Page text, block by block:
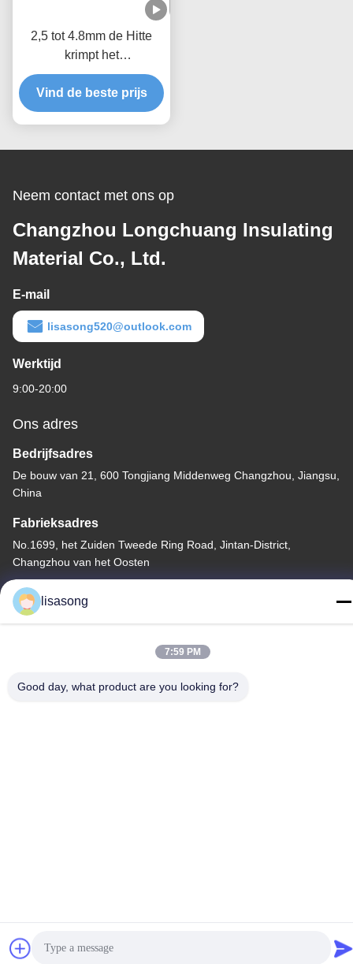
2,5 tot 4.8mm de Hitte
krimpt het
Neopreenzwarte van de
Isolatiebuis
Vind de beste prijs
Neem contact met ons op
Changzhou Longchuang Insulating
Material Co., Ltd.
E-mail
lisasong520@outlook.com
Werktijd
9:00-20:00
Ons adres
Bedrijfsadres
De bouw van 21, 600 Tongjiang Middenweg Changzhou, Jiangsu,
China
Fabrieksadres
No.1699, het Zuiden Tweede Ring Road, Jintan-District,
Changzhou van het Oosten
Telefoon
86--18112317931
lisasong
7:59 PM
Good day, what product are you looking for?